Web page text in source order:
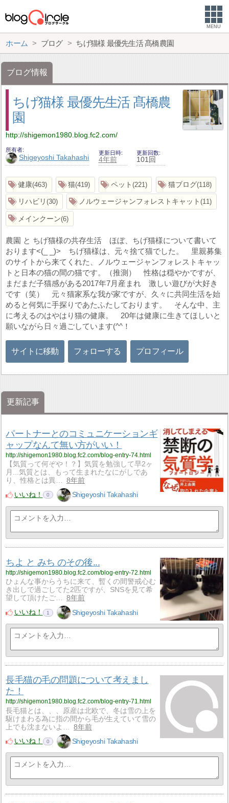
MENU
ホーム ブログ ちげ猫様 最優先生活 髙橋農園
ブログ情報
ちげ猫様 最優先生活 髙橋農
園
http://shigemon1980.blog.fc2.com/
所有者
Shigeyoshi Takahashi
更新日時
4年前
更新回数
101回
健康 463 猫 419 ペット 221 猫ブログ 118
リハビリ 30 ノルウェージャンフォレストキャット 11
メインクーン 6
農園 と ちげ猫様の共存生活 ほぼ、ちげ猫様について書いて
おります<(_ _)> ちげ猫様は、元々捨て猫でした。 里親募集
のサイトから来てくれた、ノルウェージャンフォレストキャッ
トと日本の猫の間の猫です。（推測） 性格は穏やかですが、
まだまだ子猫感がある2017年7月産まれ 激しい遊びが大好き
です（笑） 元々猫家系な我が家ですが、久々に共同生活を始
めると何気に手探りであたふたしております。 そんな中、主
に考えるのはやはり猫の健康。 20年は健康に生きてほしいと
願いながら日々過ごしています(^^！
サイトに移動 フォローする プロフィール
更新記事
パートナーとのコミュニケーションギ
ャップなんて無い方がいい！
http://shigemon1980.blog.fc2.com/blog-entry-74.html
【気質って何ぞや！？】気質を勉強して早2ヶ
月...気質とは、もって生まれたなにがしであ
り、性格とは異…
8年前
いいね！
0 Shigeyoshi Takahashi
ちよ と みち のその後...
http://shigemon1980.blog.fc2.com/blog-entry-72.html
ひょんな事からうちに来て、暫くの間警戒心む
き出しで過ごしてた2匹ですが、SNSを見て希
望して頂けたご…
8年前
いいね！
1 Shigeyoshi Takahashi
長毛猫の毛の問題について考えまし
た！
http://shigemon1980.blog.fc2.com/blog-entry-71.html
長毛猫とは、、、原産は北欧で、冬は雪の上を
駆けまわる為に指の間から毛が生えていて雪の
上でも沈まないよ…
8年前
いいね！
0 Shigeyoshi Takahashi